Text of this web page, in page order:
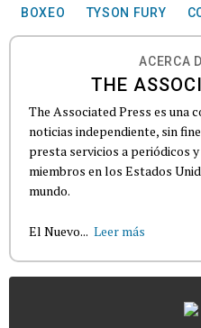
BOXEO TYSON FURY
ACERCA
THE
The Associated Press es una
noticias independiente, sin
presta servicios a periódicos
miembros en los Estados
mundo.
El Nuevo... Leer más